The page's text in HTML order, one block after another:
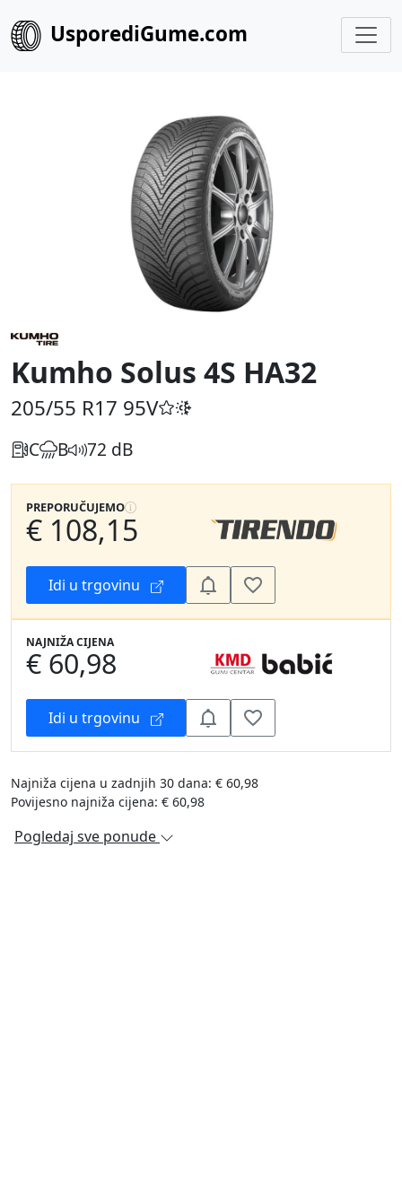
UsporediGume.com
Kumho Solus 4S HA32
205/55 R17 95V
C B 72 dB
PREPORUČUJEMO
€ 108,15
Idi u trgovinu
NAJNIŽA CIJENA
€ 60,98
Idi u trgovinu
Najniža cijena u zadnjih 30 dana: € 60,98
Povijesno najniža cijena: € 60,98
Pogledaj sve ponude